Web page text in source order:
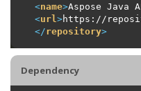
<name>Aspose Java
<url >https://
</repository>
Dependency